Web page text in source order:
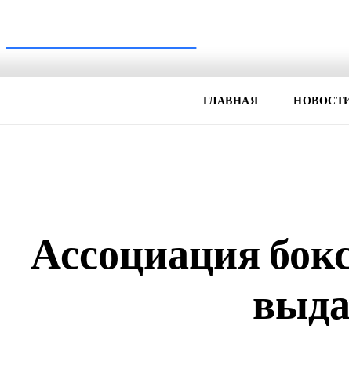
ГЛАВНАЯ
Ассоциация